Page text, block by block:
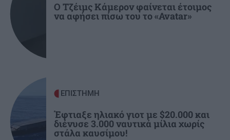
Ο Τζέιμς Κάμερον φαίνεται έτοιμος
να αφήσει πίσω του το «Avatar»
ΕΠΙΣΤΗΜΗ
Έφτιαξε ηλιακό γιοτ με $20.000 και
διένυσε 3.000 ναυτικά μίλια χωρίς
στάλα καυσίμου!